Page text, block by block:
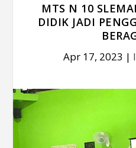
MTS N 10
DIDIK JADI
Apr 17, 2023 |